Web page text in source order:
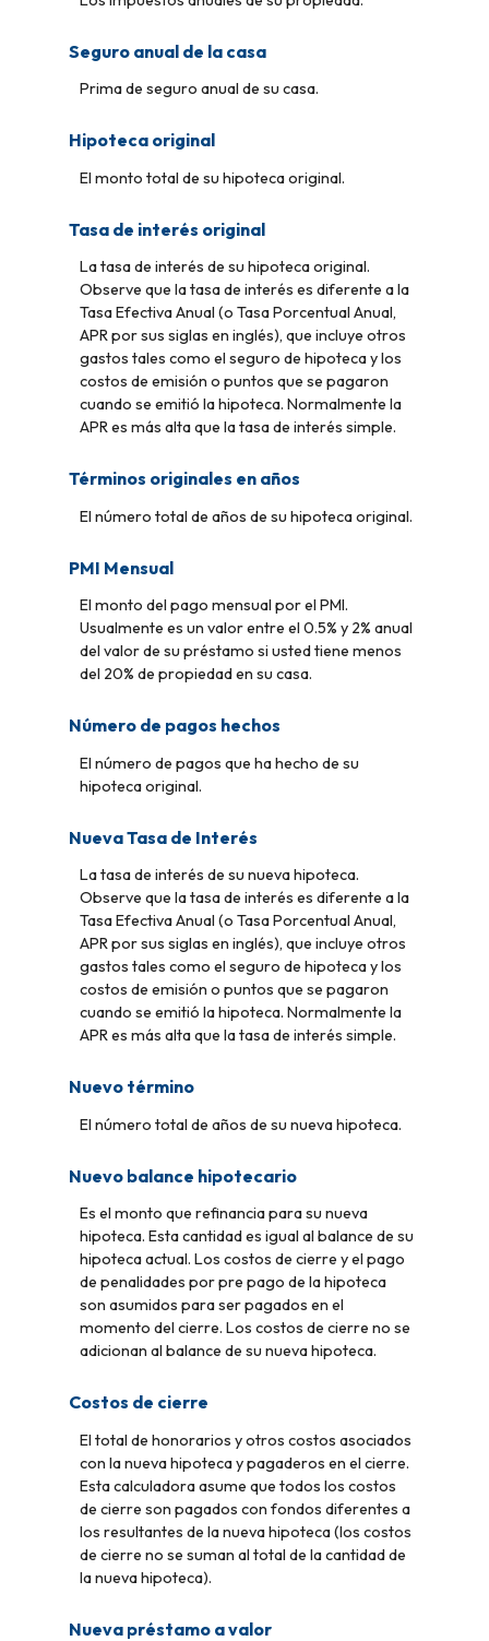
Seguro anual de la casa
Prima de seguro anual de su casa.
Hipoteca original
El monto total de su hipoteca original.
Tasa de interés original
La tasa de interés de su hipoteca original.
Observe que la tasa de interés es diferente a la
Tasa Efectiva Anual (o Tasa Porcentual Anual,
APR por sus siglas en inglés), que incluye otros
gastos tales como el seguro de hipoteca y los
costos de emisión o puntos que se pagaron
cuando se emitió la hipoteca. Normalmente la
APR es más alta que la tasa de interés simple.
Términos originales en años
El número total de años de su hipoteca original.
PMI Mensual
El monto del pago mensual por el PMI.
Usualmente es un valor entre el 0.5% y 2% anual
del valor de su préstamo si usted tiene menos
del 20% de propiedad en su casa.
Número de pagos hechos
El número de pagos que ha hecho de su
hipoteca original.
Nueva Tasa de Interés
La tasa de interés de su nueva hipoteca.
Observe que la tasa de interés es diferente a la
Tasa Efectiva Anual (o Tasa Porcentual Anual,
APR por sus siglas en inglés), que incluye otros
gastos tales como el seguro de hipoteca y los
costos de emisión o puntos que se pagaron
cuando se emitió la hipoteca. Normalmente la
APR es más alta que la tasa de interés simple.
Nuevo término
El número total de años de su nueva hipoteca.
Nuevo balance hipotecario
Es el monto que refinancia para su nueva
hipoteca. Esta cantidad es igual al balance de su
hipoteca actual. Los costos de cierre y el pago
de penalidades por pre pago de la hipoteca
son asumidos para ser pagados en el
momento del cierre. Los costos de cierre no se
adicionan al balance de su nueva hipoteca.
Costos de cierre
El total de honorarios y otros costos asociados
con la nueva hipoteca y pagaderos en el cierre.
Esta calculadora asume que todos los costos
de cierre son pagados con fondos diferentes a
los resultantes de la nueva hipoteca (los costos
de cierre no se suman al total de la cantidad de
la nueva hipoteca).
Nueva préstamo a valor